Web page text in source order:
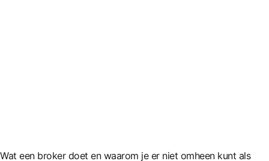
Wat een broker doet en waarom je er niet omheen kunt als